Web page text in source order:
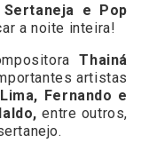
Sertaneja e Pop
a noite inteira!
Thainá
artistas
Fernando e
entre outros,